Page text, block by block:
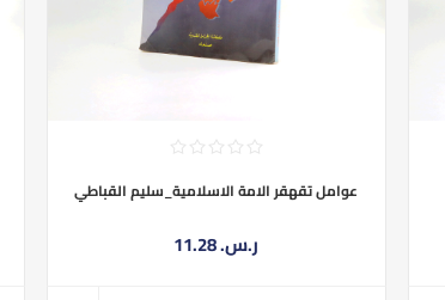
عوامل تقهقر الامة الاسلامية_سليم القباطي
11.28 ر.س.‏